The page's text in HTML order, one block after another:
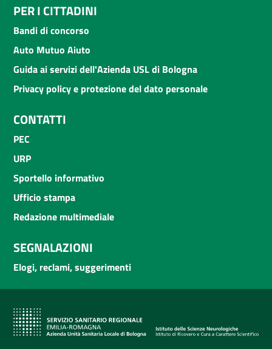
PER I CITTADINI
Bandi di concorso
Auto Mutuo Aiuto
Guida ai servizi dell'Azienda USL di Bologna
Privacy policy e protezione del dato personale
CONTATTI
PEC
URP
Sportello informativo
Ufficio stampa
Redazione multimediale
SEGNALAZIONI
Elogi, reclami, suggerimenti